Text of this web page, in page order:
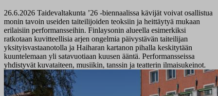
26.6.2026 Taidevaltakunta ’26 -biennaalissa kävijät voivat osallistua
monin tavoin useiden taiteilijoiden teoksiin ja heittäytyä mukaan
erilaisiin performansseihin. Finlaysonin alueella esimerkiksi
ratkotaan kuvitteellisia arjen ongelmia päivystävän taiteilijan
yksityisvastaanotolla ja Haiharan kartanon pihalla keskitytään
kuuntelemaan yli satavuotiaan kuusen ääntä. Performansseissa
yhdistyvät kuvataiteen, musiikin, tanssin ja teatterin ilmaisukeinot.